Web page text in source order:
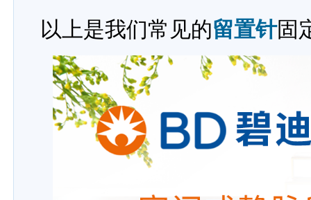
以上是我们常见的留置针固